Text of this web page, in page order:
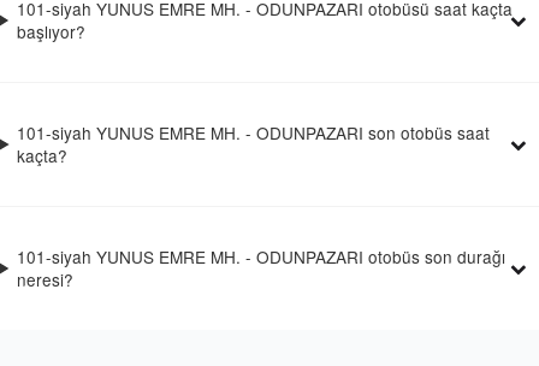
101-siyah YUNUS EMRE MH. - ODUNPAZARI otobüsü saat kaçta
başlıyor?
101-siyah YUNUS EMRE MH. - ODUNPAZARI son otobüs saat
kaçta?
101-siyah YUNUS EMRE MH. - ODUNPAZARI otobüs son durağı
neresi?